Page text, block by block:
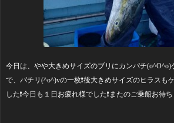
今日は、やや大きめサイズのブリにカンパチ
で、パチリ(^o^)vの一枚❗後大きめサイズのヒラスも
した❗今日も１日お疲れ様でした❗またのご乗船お待